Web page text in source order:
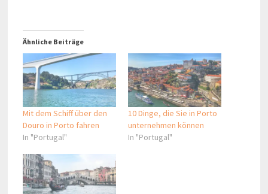
Ähnliche Beiträge
Mit dem Schiff über den
Douro in Porto fahren
In "Portugal"
10 Dinge, die Sie in Porto
unternehmen können
In "Portugal"